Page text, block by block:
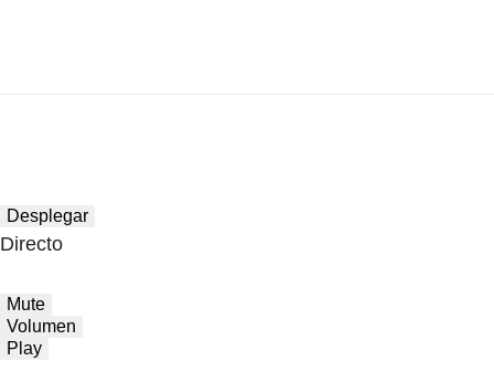
Desplegar
Directo
Mute
Volumen
Play